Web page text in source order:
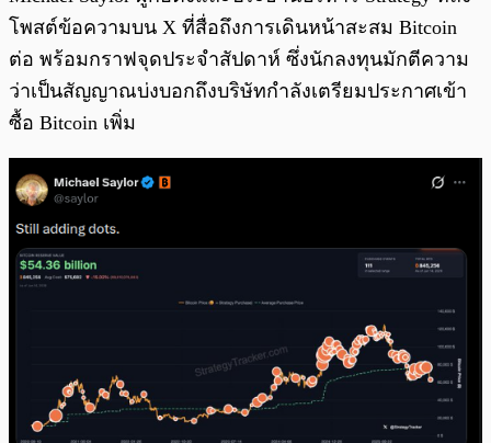
โพสต์ข้อความบน X ที่สื่อถึงการเดินหน้าสะสม Bitcoin
ต่อ พร้อมกราฟจุดประจำสัปดาห์ ซึ่งนักลงทุนมักตีความ
ว่าเป็นสัญญาณบ่งบอกถึงบริษัทกำลังเตรียมประกาศเข้า
ซื้อ Bitcoin เพิ่ม